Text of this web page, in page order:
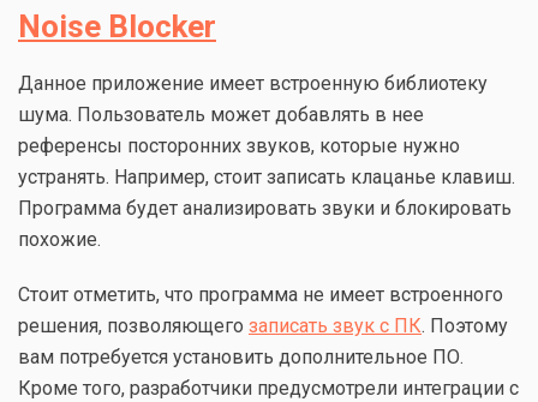
Noise Blocker
Данное приложение имеет встроенную библиотеку
шума. Пользователь может добавлять в нее
референсы посторонних звуков, которые нужно
устранять. Например, стоит записать клацанье клавиш.
Программа будет анализировать звуки и блокировать
похожие.
Стоит отметить, что программа не имеет встроенного
решения, позволяющего записать звук с ПК. Поэтому
вам потребуется установить дополнительное ПО.
Кроме того, разработчики предусмотрели интеграции с